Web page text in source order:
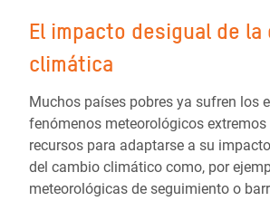
El impacto desigual de la
climática
Muchos países pobres ya sufren los
fenómenos meteorológicos extremos
recursos para adaptarse a su
del cambio climático como, por
meteorológicas de seguimiento o